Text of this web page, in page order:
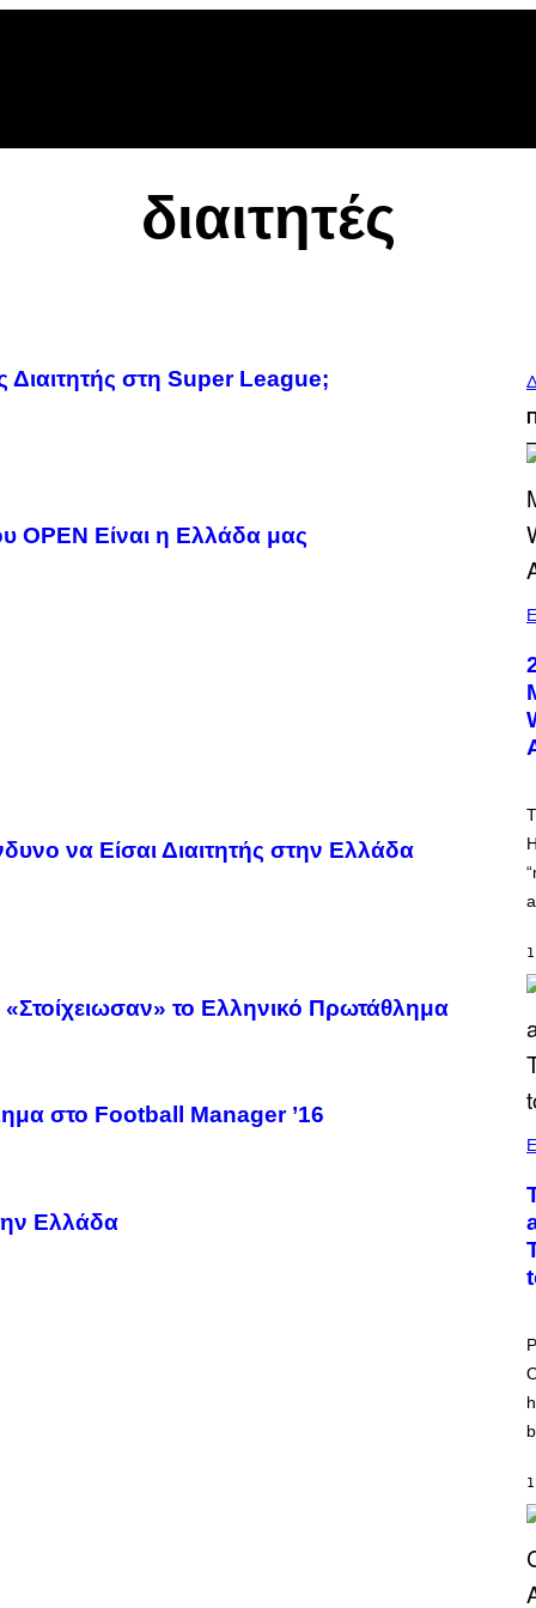
διαιτητές
στη Super League;
OPEN Είναι η Ελλάδα μας
να Είσαι Διαιτητής στην Ελλάδα
το Ελληνικό Πρωτάθλημα
στο Football Manager ’16
Ελλάδα